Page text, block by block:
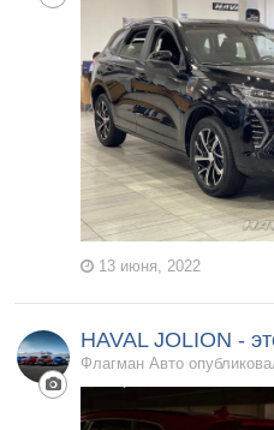
13 июня, 2022
HAVAL JOLION -
Флагман Авто